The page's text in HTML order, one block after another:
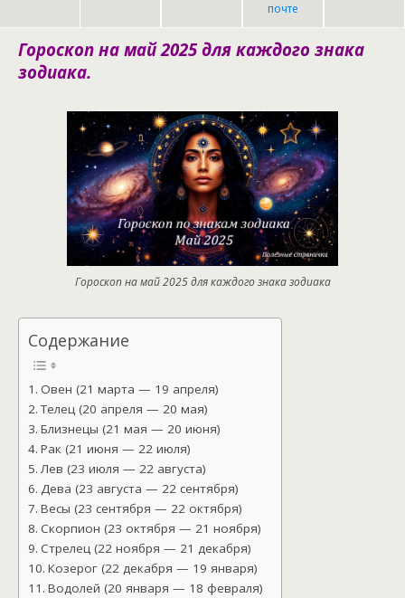
почте
Гороскоп на май 2025 для каждого знака
зодиака.
Гороскоп на май 2025 для каждого знака зодиака
Содержание
Овен (21 марта — 19 апреля)
Телец (20 апреля — 20 мая)
Близнецы (21 мая — 20 июня)
Рак (21 июня — 22 июля)
Лев (23 июля — 22 августа)
Дева (23 августа — 22 сентября)
Весы (23 сентября — 22 октября)
Скорпион (23 октября — 21 ноября)
Стрелец (22 ноября — 21 декабря)
Козерог (22 декабря — 19 января)
Водолей (20 января — 18 февраля)